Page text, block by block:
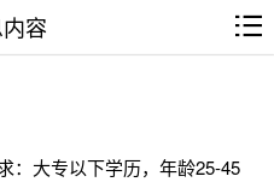
容
：大专以下学历，年龄25-45